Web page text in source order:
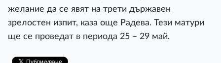
желание да се явят на трети държавен
зрелостен изпит, каза още Радева. Тези матури
ще се проведат в периода 25 – 29 май.